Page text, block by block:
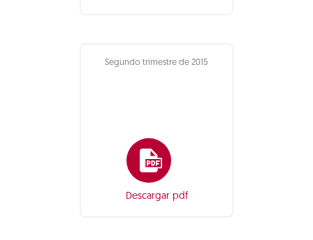
Segundo trimestre de 2015
Descargar pdf